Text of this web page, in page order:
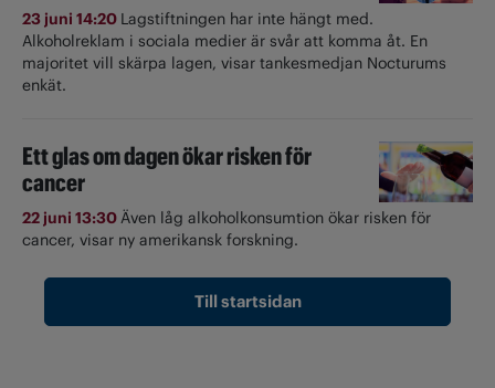
23 juni 14:20 Lagstiftningen har inte hängt med.
Alkoholreklam i sociala medier är svår att komma åt. En
majoritet vill skärpa lagen, visar tankesmedjan Nocturums
enkät.
Ett glas om dagen ökar risken för
cancer
22 juni 13:30Även låg alkoholkonsumtion ökar risken för
cancer, visar ny amerikansk forskning.
Till startsidan